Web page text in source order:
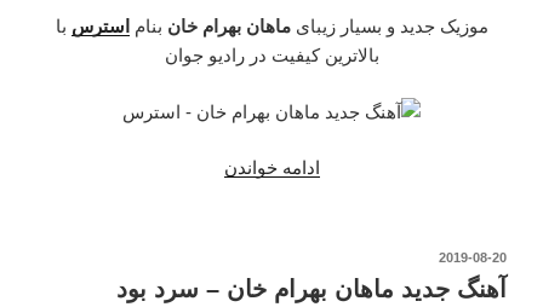
موزیک جدید و بسیار زیبای ماهان بهرام خان بنام استرس با
بالاترین کیفیت در رادیو جوان
ادامه خواندن
بهرام
نوشته‌شده
در
2019-08-20
آهنگ جدید ماهان بهرام خان – سرد بود